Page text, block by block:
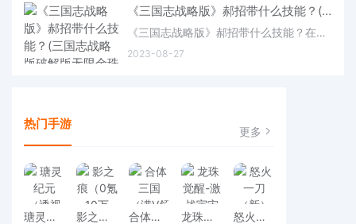
《三国志战略版》郝招带什么技能？(三国志战略版破解版无限金珠下载)
《三国志战略版》郝招带什么技能？在《三国志战略版》中有许多武将，他们都有着独特的机制/效果，如果玩家想要进一步提升他们的伤害，那么肯定看武将的专属技能了。那
2023-08-27
热门手游 更多
瑭灵纪元（透视福利版） 影之痕（0氪10万充） 合体三国（满V领神将） 龙珠觉醒-激战宇宙 怒火一刀（新）